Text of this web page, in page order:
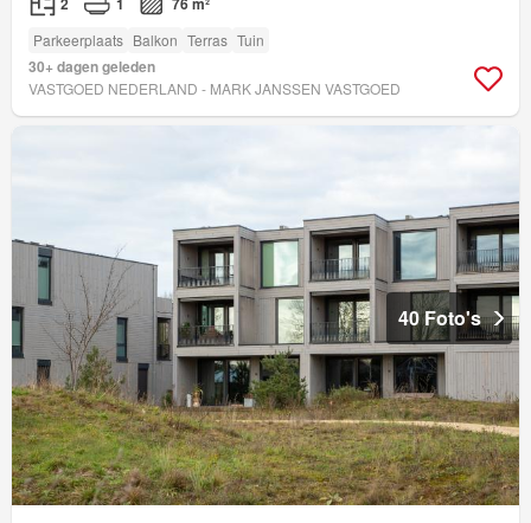
Parkeerplaats Balkon Terras Tuin
30+ dagen geleden
VASTGOED NEDERLAND - MARK JANSSEN VASTGOED
40 Foto's